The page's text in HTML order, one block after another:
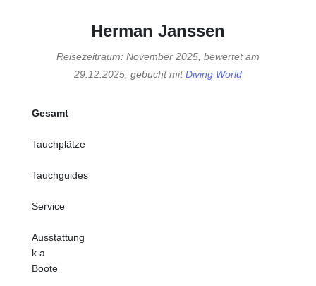
Herman Janssen
Reisezeitraum: November 2025, bewertet am
29.12.2025, gebucht mitDiving World
Gesamt
Tauchplätze
Tauchguides
Service
Ausstattung
k.a
Boote